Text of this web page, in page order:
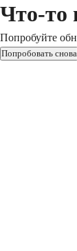
Что-то
Попробуйте
Попробовать снова